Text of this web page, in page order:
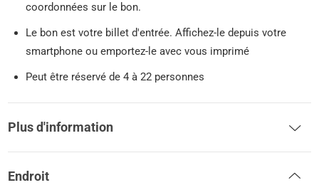
coordonnées sur le bon.
Le bon est votre billet d'entrée. Affichez-le depuis votre
smartphone ou emportez-le avec vous imprimé
Peut être réservé de 4 à 22 personnes
Plus d'information
Endroit